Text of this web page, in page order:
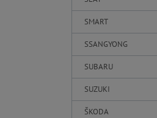
SMART
SSANGYONG
SUBARU
SUZUKI
ŠKODA